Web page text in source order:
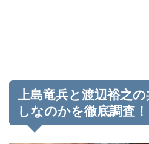
上島竜兵と渡辺裕之
しなのかを徹底調査！